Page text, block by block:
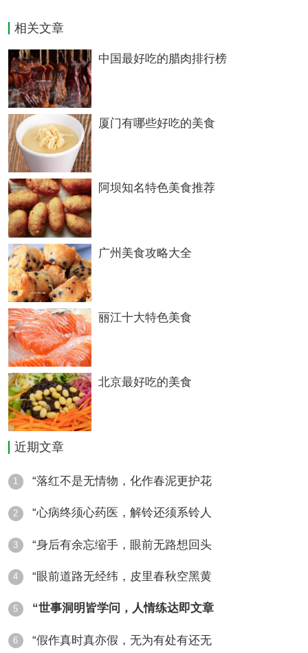
泰山香椿芽
香椿是一种树木，其嫩叶芳香可食。清代人称
春天采摘、食用香椿的嫩叶为“吃春”，有迎接
新春之意。济南近郊仲宫一带盛产香椿。每年
春季，香椿萌芽抽叶时，也正是济南人“吃
春”之时。此时，农民们把嫩紫或淡绿色的椿
芽掰下来，拿到市场上叫卖；喜欢“吃春”的人
们争相购回家中，品尝春天的香甜。香椿有多
种吃法。而济南的“香椿芽拌豆腐”远外闻名。
人们将香椿芽或嫩叶洗净后用盐稍腌，揉过，
约腌一夜即可取用。用时将腌过的香椿芽切成
末，再将蒸透后切小丁的豆腐与香椿芽末放入
盘中，撒上精盐，滴上香油拌匀即可食用。再
一种做法是“炸香椿”－－－将嫩香椿洗净，沥
净水分，加盐后揉搓均匀，再在调好的面糊中
沾匀，放入热油中炸黄，取出食之，又酥又
香。因整支香椿炸成后形似鱼，所以济南民间
又叫“炸香椿鱼”。
香椿炒蛋
相关文章
中国最好吃的腊肉排行榜
厦门有哪些好吃的美食
阿坝知名特色美食推荐
广州美食攻略大全
丽江十大特色美食
北京最好吃的美食
近期文章
1 “落红不是无情物，化作春泥更护花
2 “心病终须心药医，解铃还须系铃人
3 “身后有余忘缩手，眼前无路想回头
4 “眼前道路无经纬，皮里春秋空黑黄
5 “世事洞明皆学问，人情练达即文章
6 “假作真时真亦假，无为有处有还无